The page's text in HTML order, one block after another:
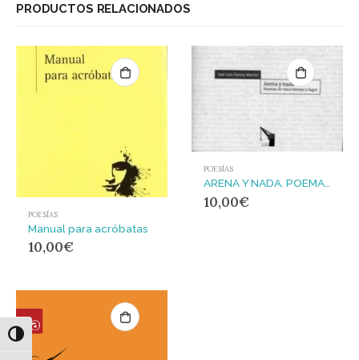
Alternar alto contraste
PRODUCTOS RELACIONADOS
POESÍAS
Manual para acróbatas
10,00€
POESÍAS
10,00€